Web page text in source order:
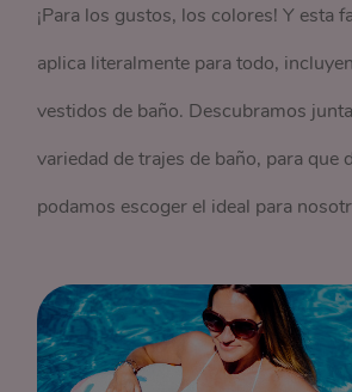
¡Para los gustos, los colores! Y esta
aplica literalmente para todo,
vestidos de baño. Descubramos
variedad de trajes de baño, para que
podamos escoger el ideal para